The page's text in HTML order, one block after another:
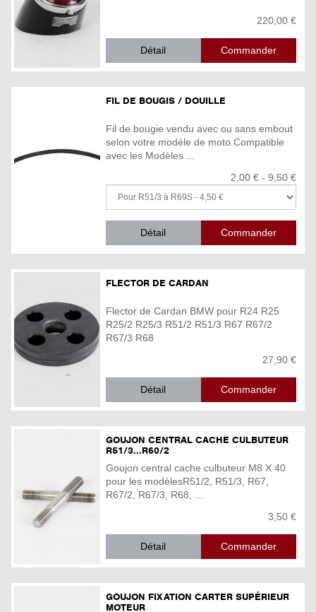
220,00 €
Détail
FIL DE BOUGIS / DOUILLE
Fil de bougie vendu avec ou sans embout
selon votre modèle de moto.Compatible
avec les Modèles ...
2,00 € - 9,50 €
Détail
FLECTOR DE CARDAN
Flector de Cardan BMW pour R24 R25
R25/2 R25/3 R51/2 R51/3 R67 R67/2
R67/3 R68
27,90 €
Détail
GOUJON CENTRAL CACHE CULBUTEUR
R51/3...R60/2
Goujon central cache culbuteur M8 X 40
pour les modèlesR51/2, R51/3, R67,
R67/2, R67/3, R68, ...
3,50 €
Détail
GOUJON FIXATION CARTER SUPÉRIEUR
MOTEUR